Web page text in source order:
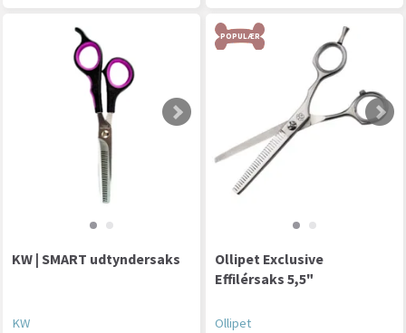
KW | SMART udtyndersaks
KW
POPULÆR
Ollipet Exclusive
Effilérsaks 5,5"
Ollipet